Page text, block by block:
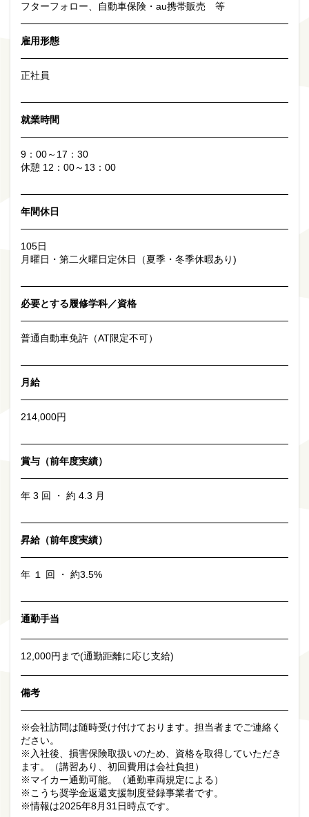
フターフォロー、自動車保険・au携帯販売 等
雇用形態
正社員
就業時間
9：00～17：30
休憩 12：00～13：00
年間休日
105日
月曜日・第二火曜日定休日（夏季・冬季休暇あり)
必要とする履修学科／資格
普通自動車免許（AT限定不可）
月給
214,000円
賞与（前年度実績）
年 3 回 ・ 約 4.3 月
昇給（前年度実績）
年 １ 回 ・ 約3.5%
通勤手当
12,000円まで(通勤距離に応じ支給)
備考
※会社訪問は随時受け付けております。担当者までご連絡く
ださい。
※入社後、損害保険取扱いのため、資格を取得していただき
ます。（講習あり、初回費用は会社負担）
※マイカー通勤可能。（通勤車両規定による）
※こうち奨学金返還支援制度登録事業者です。
※情報は2025年8月31日時点です。